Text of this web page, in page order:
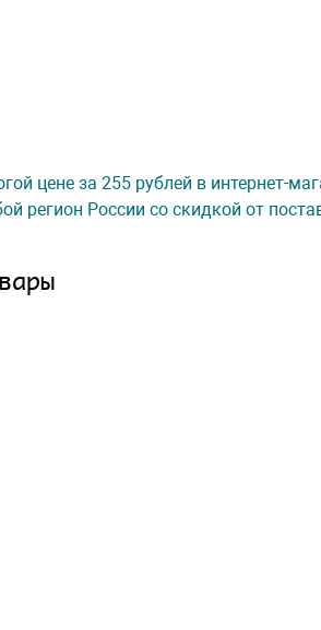
цене за 255 рублей в интернет-
регион России со скидкой от